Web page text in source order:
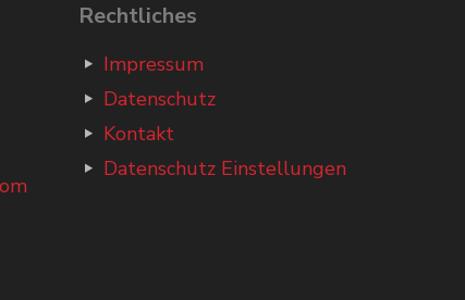
Rechtliches
Impressum
Datenschutz
Kontakt
Datenschutz Einstellungen